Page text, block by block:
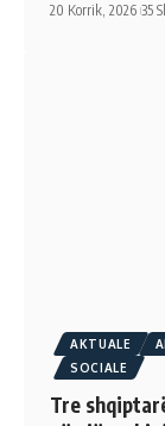
20 Korrik, 2026 35
AKTUALE
SOCIALE
Tre